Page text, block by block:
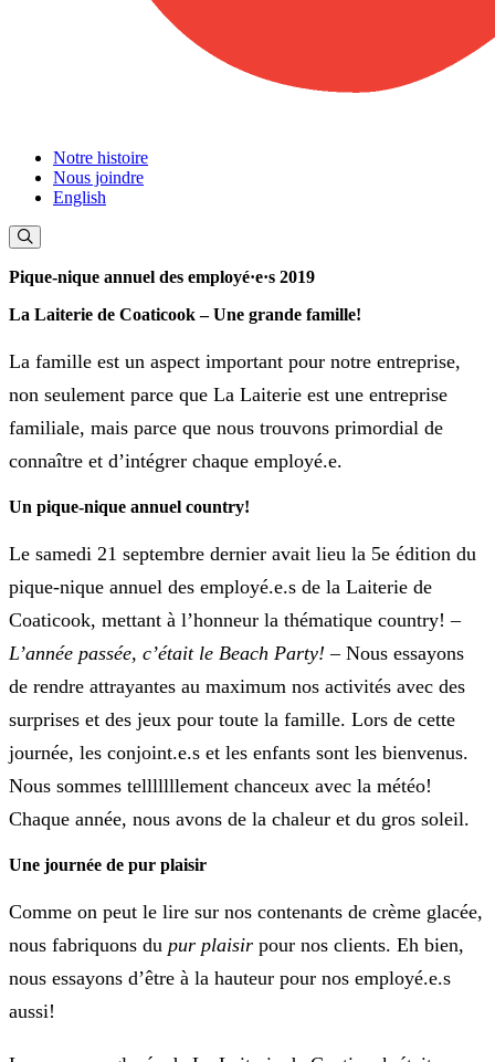
Notre histoire
Nous joindre
English
Pique-nique annuel des employé·e·s 2019
La Laiterie de Coaticook – Une grande famille!
La famille est un aspect important pour notre entreprise,
non seulement parce que La Laiterie est une entreprise
familiale, mais parce que nous trouvons primordial de
connaître et d’intégrer chaque employé.e.
Un pique-nique annuel country!
Le samedi 21 septembre dernier avait lieu la 5e édition du
pique-nique annuel des employé.e.s de la Laiterie de
Coaticook, mettant à l’honneur la thématique country! –
L’année passée, c’était le Beach Party! – Nous essayons
de rendre attrayantes au maximum nos activités avec des
surprises et des jeux pour toute la famille. Lors de cette
journée, les conjoint.e.s et les enfants sont les bienvenus.
Nous sommes telllllllement chanceux avec la météo!
Chaque année, nous avons de la chaleur et du gros soleil.
Une journée de pur plaisir
Comme on peut le lire sur nos contenants de crème glacée,
nous fabriquons du pur plaisir pour nos clients. Eh bien,
nous essayons d’être à la hauteur pour nos employé.e.s
aussi!